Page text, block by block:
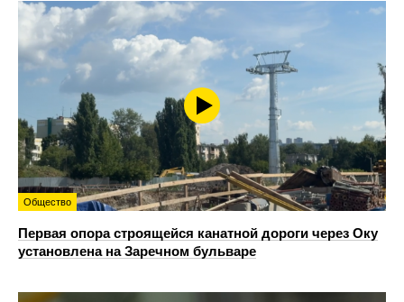
Общество
Первая опора строящейся канатной дороги через Оку
установлена на Заречном бульваре